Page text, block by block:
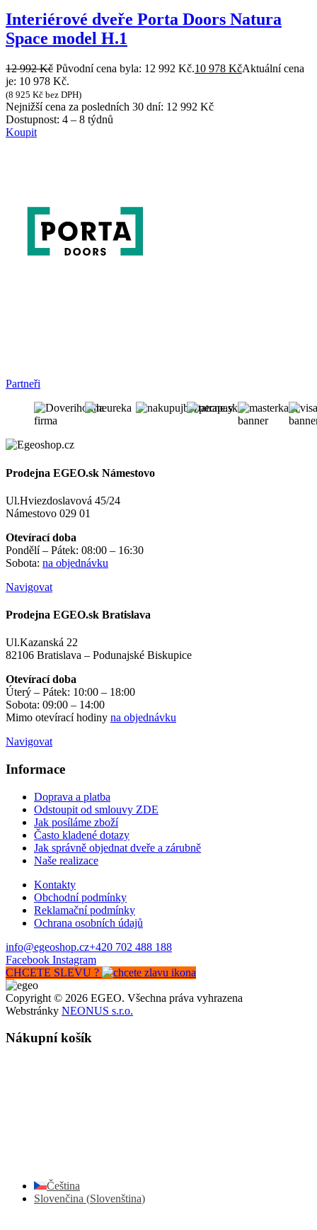
Interiérové dveře Porta Doors Natura
Space model H.1
12 992Kč Původní cena byla: 12 992 Kč.10 978 KčAktuální cena
je: 10 978 Kč.
(8 925 Kč bez DPH)
Nejnižší cena za posledních 30 dní: 12 992 Kč
Dostupnost: 4 – 8 týdnů
Koupit
Partneři
Prodejna EGEO.sk Námestovo
Ul.Hviezdoslavová 45/24
Námestovo 029 01
Otevírací doba
Pondělí – Pátek: 08:00 – 16:30
Sobota: na objednávku
Navigovat
Prodejna EGEO.sk Bratislava
Ul.Kazanská 22
82106 Bratislava – Podunajské Biskupice
Otevírací doba
Úterý – Pátek: 10:00 – 18:00
Sobota: 09:00 – 14:00
Mimo otevírací hodiny na objednávku
Navigovat
Informace
Doprava a platba
Odstoupit od smlouvy ZDE
Jak posíláme zboží
Často kladené dotazy
Jak správně objednat dveře a zárubně
Naše realizace
Kontakty
Obchodní podmínky
Reklamační podmínky
Ochrana osobních údajů
info@egeoshop.cz+420 702 488 188
Facebook Instagram
CHCETE SLEVU ?
Copyright © 2026 EGEO. Všechna práva vyhrazena
Webstránky NEONUS s.r.o.
Nákupní košík
Čeština
Slovenčina (Slovenština)